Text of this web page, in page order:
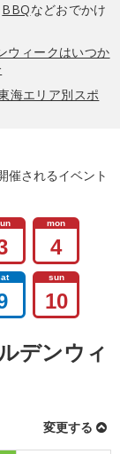
BBQなどおでかけ
ウィークはいつか
海エリア別スポ
催されるイベント
mon
4
sun
10
デンウィ
変更する